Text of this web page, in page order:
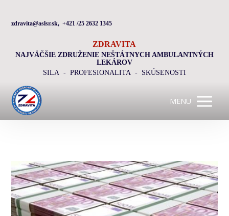
zdravita@aslsr.sk, +421 /25 2632 1345
ZDRAVITA
NAJVÄČŠIE ZDRUŽENIE NEŠTÁTNYCH AMBULANTNÝCH
LEKÁROV
SILA - PROFESIONALITA - SKÚSENOSTI
MENU